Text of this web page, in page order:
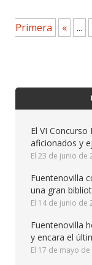
Primera
« ...
El VI
aficionados y
23 de junio de
Fuentenovilla
una gran
14 de junio de
Fuentenovilla
y encara el
17 de mayo de